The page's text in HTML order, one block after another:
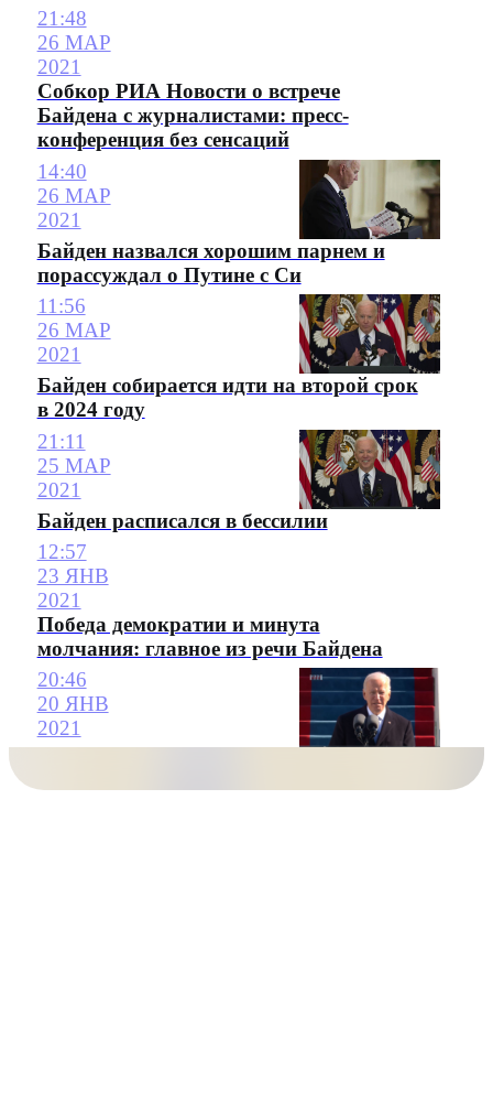
21:48
26 МАР
2021
Собкор РИА Новости о встрече
Байдена с журналистами: пресс-
конференция без сенсаций
14:40
26 МАР
2021
Байден назвался хорошим парнем и
порассуждал о Путине с Си
11:56
26 МАР
2021
Байден собирается идти на второй срок
в 2024 году
21:11
25 МАР
2021
Байден расписался в бессилии
12:57
23 ЯНВ
2021
Победа демократии и минута
молчания: главное из речи Байдена
20:46
20 ЯНВ
2021